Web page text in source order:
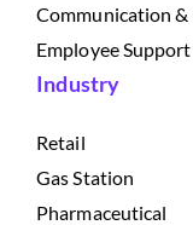
Communication
Employee Support
Industry
Retail
Gas Station
Pharmaceutical